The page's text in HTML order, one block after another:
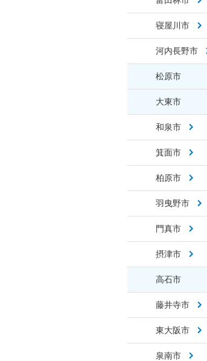
寝屋川市
河内長野市
松原市
大東市
和泉市
箕面市
柏原市
羽曳野市
門真市
摂津市
高石市
藤井寺市
東大阪市
泉南市